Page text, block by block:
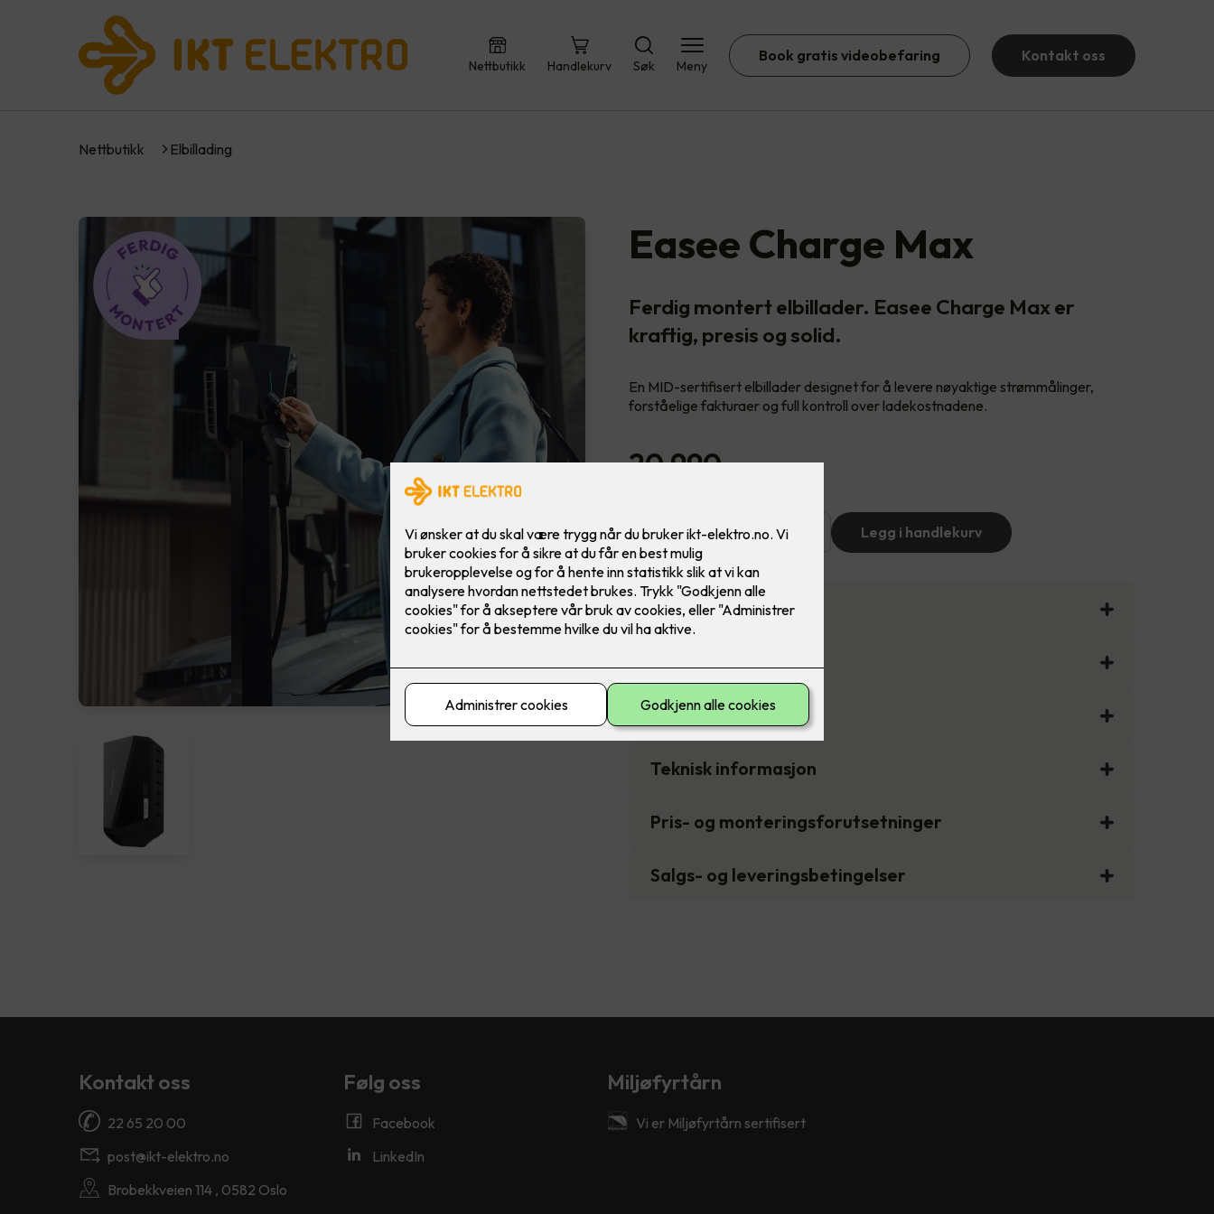
Nettbutikk Handlekurv Søk Meny
Book gratis videobefaring Kontakt oss
Nettbutikk Elbillading
Easee Charge Max
Ferdig montert elbillader. Easee Charge Max er
kraftig, presis og solid.
En MID-sertifisert elbillader designet for å levere nøyaktige strømmålinger,
forståelige fakturaer og full kontroll over ladekostnadene.
20,990,-
Antall - Legg i handlekurv
Pakken inneholder
Funksjoner
Sikkerhet
Teknisk informasjon
Pris- og monteringsforutsetninger
Salgs- og leveringsbetingelser
Kontakt oss
22 65 20 00
post@ikt-elektro.no
Brobekkveien 114 , 0582 Oslo
Følg oss
Facebook
LinkedIn
Miljøfyrtårn
Vi er Miljøfyrtårn sertifisert